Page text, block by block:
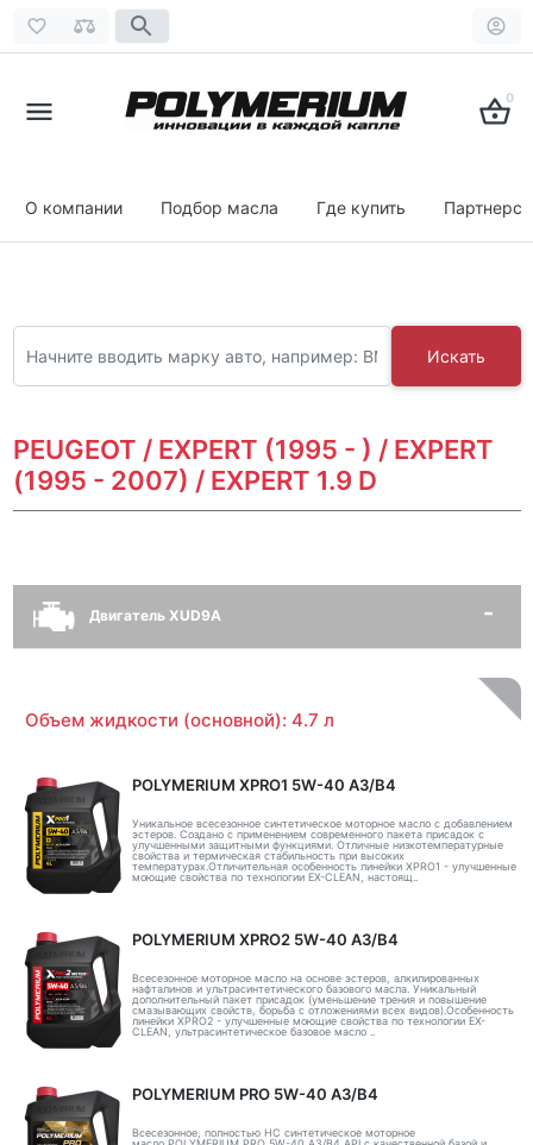
0
О компании Подбор масла Где купить
Искать
PEUGEOT / EXPERT (1995 - ) / EXPERT
(1995 - 2007) / EXPERT 1.9 D
Двигатель XUD9A
Объем жидкости (основной): 4.7 л
POLYMERIUM XPRO1 5W-40 A3/B4
Уникальное всесезонное синтетическое моторное масло с добавлением
эстеров. Создано с применением современного пакета присадок с
улучшенными защитными функциями. Отличные низкотемпературные
свойства и термическая стабильность при высоких
температурах.Отличительная особенность линейки XPRO1 - улучшенные
моющие свойства по технологии EX-CLEAN, настоящ..
POLYMERIUM XPRO2 5W-40 A3/B4
Всесезонное моторное масло на основе эстеров, алкилированных
нафталинов и ультрасинтетического базового масла. Уникальный
дополнительный пакет присадок (уменьшение трения и повышение
смазывающих свойств, борьба с отложениями всех видов).Особенность
линейки XPRO2 - улучшенные моющие свойства по технологии EX-
CLEAN, ультрасинтетическое базовое масло ..
POLYMERIUM PRO 5W-40 A3/B4
Всесезонное, полностью HC синтетическое моторное